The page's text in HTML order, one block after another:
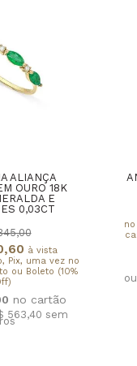
ALIANÇA
OURO 18K
E
0,03CT
à vista
Pix, uma vez no
ou Boleto (10%
563,40 sem